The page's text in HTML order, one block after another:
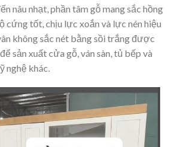
nâu nhạt, phần tâm gỗ mang sắc hồng
cứng tốt, chịu lực xoắn và lực nén hiệu
không sắc nét bằng sồi trắng được
sản xuất cửa gỗ, ván sàn, tủ bếp và
nghệ khác.